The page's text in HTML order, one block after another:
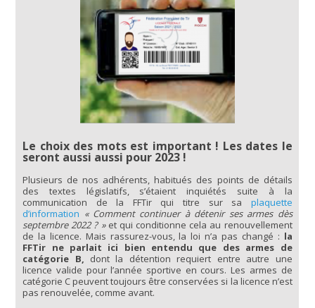
Le choix des mots est important ! Les dates le
seront aussi aussi pour 2023 !
Plusieurs de nos adhérents, habitués des points de détails
des textes législatifs, s’étaient inquiétés suite à la
communication de la FFTir qui titre sur sa plaquette
d’information « Comment continuer à détenir ses armes dès
septembre 2022 ? »et qui conditionne cela au renouvellement
de la licence. Mais rassurez-vous, la loi n’a pas changé : la
FFTir ne parlait ici bien entendu que des armes de
catégorie B, dont la détention requiert entre autre une
licence valide pour l’année sportive en cours. Les armes de
catégorie C peuvent toujours être conservées si la licence n’est
pas renouvelée, comme avant.